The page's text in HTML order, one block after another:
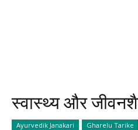
स्वास्थ्य और
Ayurvedik Janakari Gharelu Tarike